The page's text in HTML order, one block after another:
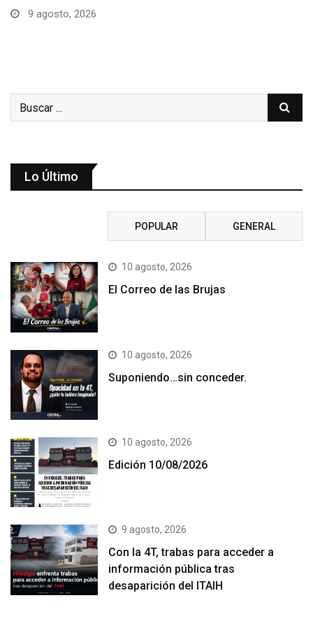
9 agosto, 2026
Lo Último
POPULAR GENERAL
10 agosto, 2026
El Correo de las Brujas
10 agosto, 2026
Suponiendo…sin conceder.
10 agosto, 2026
Edición 10/08/2026
9 agosto, 2026
Con la 4T, trabas para acceder a
información pública tras
desaparición del ITAIH